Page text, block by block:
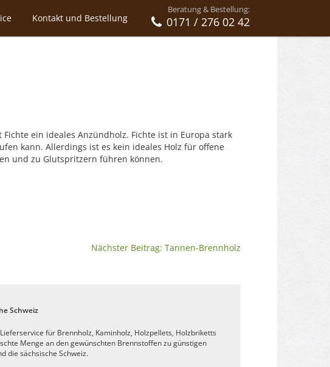
Beratung & Bestellung:
0171 / 276 02 42
Kontakt und Bestellung
ein ideales Anzündholz. Fichte ist in Europa stark
kann. Allerdings ist es kein ideales Holz für offene
und zu Glutspritzern führen können.
Nächster Beitrag: Tannen-Brennholz
Schweiz
für Brennholz, Kaminholz, Holzpellets, Holzbriketts
Menge an den gewünschten Brennstoffen zu günstigen
die sächsische Schweiz.